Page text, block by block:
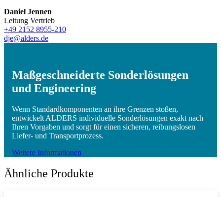
Daniel Jennen
Leitung Vertrieb
+49 2152 8955-210
dje@alders.de
Maßgeschneiderte Sonderlösungen
und Engineering
Wenn Standardkomponenten an ihre Grenzen stoßen,
entwickelt ALDERS individuelle Sonderlösungen exakt nach
Ihren Vorgaben und sorgt für einen sicheren, reibungslosen
Liefer- und Transportprozess.
Weitere Informationen
Ähnliche Produkte